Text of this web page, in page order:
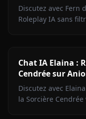
Discutez avec Fern
Roleplay IA sans
Chat IA Elaina :
Cendrée sur
Discutez avec
la Sorcière